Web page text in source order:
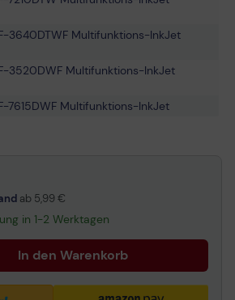
3640DTWF Multifunktions-InkJet
3520DWF Multifunktions-InkJet
7615DWF Multifunktions-InkJet
3620WF Multifunktions-InkJet
3500 Series Multifunktions-InkJet
3620DWF Multifunktions-InkJet
7610DWF Multifunktions-InkJet
3010DW InkJetdrucker (C11CC34302)
ab 5,99 €
in 1-2 Werktagen
In den Warenkorb